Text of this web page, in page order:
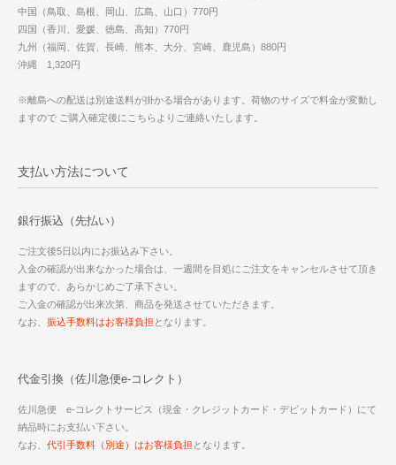
中国（鳥取、島根、岡山、広島、山口）770円
四国（香川、愛媛、徳島、高知）770円
九州（福岡、佐賀、長崎、熊本、大分、宮崎、鹿児島）880円
沖縄 1,320円
※離島への配送は別途送料が掛かる場合があります。荷物のサイズで料金が変動し
ますので ご購入確定後にこちらよりご連絡いたします。
支払い方法について
銀行振込（先払い）
ご注文後5日以内にお振込み下さい。
入金の確認が出来なかった場合は、一週間を目処にご注文をキャンセルさせて頂き
ますので、あらかじめご了承下さい。
ご入金の確認が出来次第、商品を発送させていただきます。
なお、 振込手数料はお客様負担 となります。
代金引換（佐川急便e-コレクト）
佐川急便 e-コレクトサービス（現金・クレジットカード・デビットカード）にて
納品時にお支払い下さい。
なお、 代引手数料（別途）はお客様負担 となります。